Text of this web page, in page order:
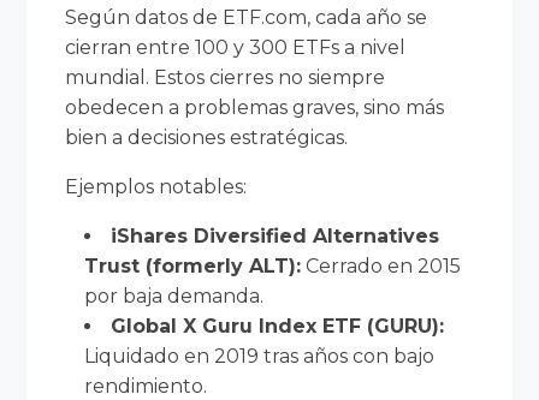
Según datos de ETF.com, cada año se
cierran entre 100 y 300 ETFs a nivel
mundial. Estos cierres no siempre
obedecen a problemas graves, sino más
bien a decisiones estratégicas.
Ejemplos notables:
iShares Diversified Alternatives
Trust (formerly ALT): Cerrado en 2015
por baja demanda.
Global X Guru Index ETF (GURU):
Liquidado en 2019 tras años con bajo
rendimiento.